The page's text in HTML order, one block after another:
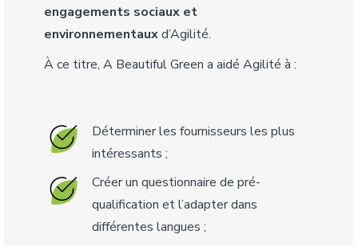
engagements sociaux et
environnementauxd’Agilité.
À ce titre, A Beautiful Green a aidé Agilité à :
Déterminer les fournisseurs les plus
intéressants ;
Créer un questionnaire de pré-
qualification et l’adapter dans
différentes langues ;